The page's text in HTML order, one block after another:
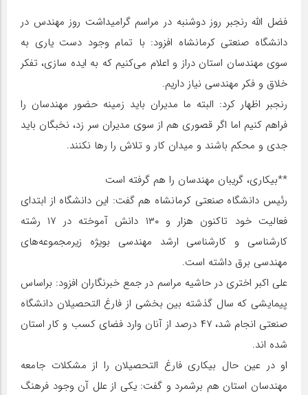
فضل الله رنجبر روز دوشنبه در مراسم گرامیداشت روز مهندس در
دانشگاه صنعتی کرمانشاه افزود: با تمام وجود دست یاری به
سوی مهندسان استان دراز و اعلام می‌کنیم که به ایده سازی، تفکر
خلاق و فکر مهندسی نیاز داریم.
رنجبر اظهار کرد: البته ما مدیران باید زمینه حضور مهندسان را
فراهم کنیم اما اگر قصوری هم از سوی مدیران سر زد، نخبگان باید
جدی و محکم باشند و میدان کار و تلاش را رها نکنند.
**بیکاری، گریبان مهندسان را هم گرفته است
رئیس دانشگاه صنعتی کرمانشاه هم گفت: این دانشگاه از ابتدای
فعالیت خود تاکنون هزار و ۱۳۰ دانش آموخته در ۱۷ رشته
کارشناسی و کارشناسی ارشد مهندسی بویژه زیرمجموعه‌های
مهندسی برق داشته است.
علی اکبر اختری در حاشیه مراسم در جمع خبرنگاران افزود: براساس
پیمایشی که سال گذشته بین بخشی از فارغ التحصیلان دانشگاه
صنعتی انجام شد، ۴۷ درصد از آنان وارد فضای کسب و کار استان
شده اند.
او در عین حال بیکاری فارغ التحصیلان را از مشکلات جامعه
مهندسان استان هم برشمرد و گفت: یکی از علل آن وجود فرهنگ